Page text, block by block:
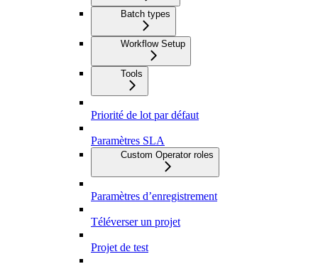
Batch types
Workflow Setup
Tools
Priorité de lot par défaut
Paramètres SLA
Custom Operator roles
Paramètres d’enregistrement
Téléverser un projet
Projet de test